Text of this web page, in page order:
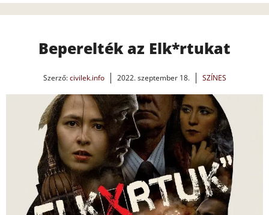
Beperelték az Elk*rtukat
Szerző:civilek.info 2022. szeptember 18. SZÍNES